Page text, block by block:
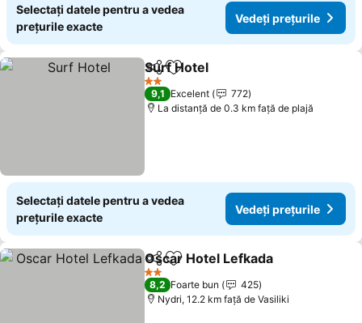
Selectați datele pentru a vedea
prețurile exacte
Vedeți prețurile
DistribuițiAdăugaţi la favorite
Surf Hotel
2 Stele
9,1 Excelent
772
La distanță de 0.3 km față de plajă
Selectați datele pentru a vedea
prețurile exacte
Vedeți prețurile
DistribuițiAdăugaţi la favorite
Oscar Hotel Lefkada
2 Stele
8,2 Foarte bun
425
Nydri, 12.2 km faţă de Vasiliki